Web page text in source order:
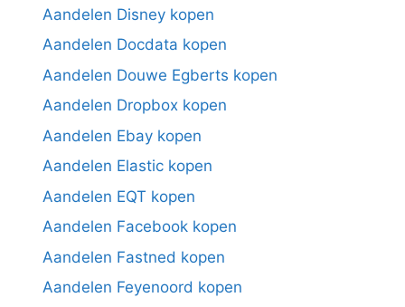
Aandelen Disney kopen
Aandelen Docdata kopen
Aandelen Douwe Egberts kopen
Aandelen Dropbox kopen
Aandelen Ebay kopen
Aandelen Elastic kopen
Aandelen EQT kopen
Aandelen Facebook kopen
Aandelen Fastned kopen
Aandelen Feyenoord kopen